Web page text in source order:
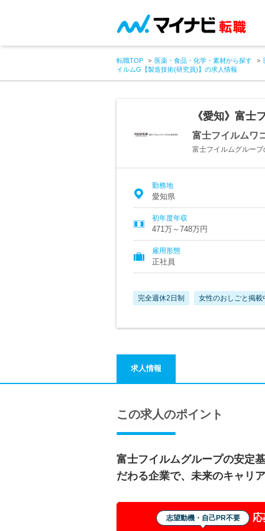
転職TOP 医薬・食品・化学・素材から探す
イルムG【製造技術(研究員)】の求人情報
《愛知》富士
富士フイルムワ
富士フイルムグルー
勤務地
愛知県
初年度年収
471万～748万円
雇用形態
正社員
完全週休2日制 女性のおしごと掲載
求人情報
この求人のポイント
富士フイルムグループの安定
だわる企業で、未来のキャリ
志望動機・自己PR不要